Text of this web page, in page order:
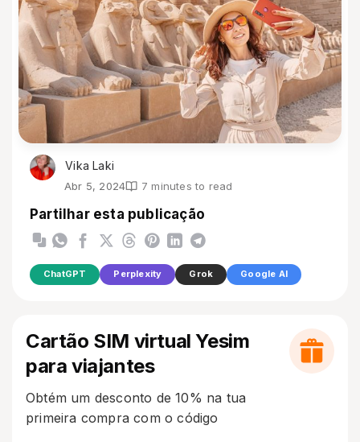
Vika Laki
Abr 5, 2024 7 minutes to read
Partilhar esta publicação
ChatGPT Perplexity Grok Google AI
Cartão SIM virtual Yesim
para viajantes
Obtém um desconto de 10% na tua
primeira compra com o código